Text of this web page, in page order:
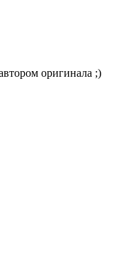
оригинала ;)